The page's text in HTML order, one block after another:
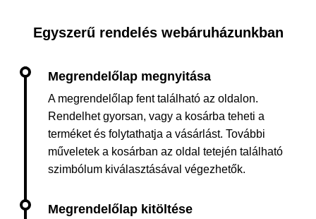
Egyszerű rendelés webáruházunkban
A megrendelőlap fent található az oldalon.
Rendelhet gyorsan, vagy a kosárba teheti a
terméket és folytathatja a vásárlást. További
műveletek a kosárban az oldal tetején található
szimbólum kiválasztásával végezhetők.